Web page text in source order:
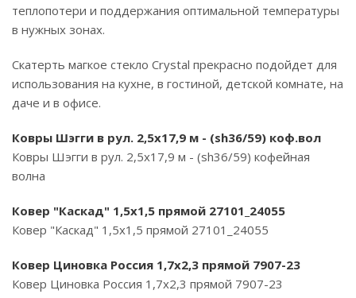
теплопотери и поддержания оптимальной температуры
в нужных зонах.
Скатерть магкое стекло Crystal прекрасно подойдет для
использования на кухне, в гостиной, детской комнате, на
даче и в офисе.
Ковры Шэгги в рул. 2,5х17,9 м - (sh36/59) коф.вол
Ковры Шэгги в рул. 2,5х17,9 м - (sh36/59) кофейная
волна
Ковер "Каскад" 1,5х1,5 прямой 27101_24055
Ковер "Каскад" 1,5х1,5 прямой 27101_24055
Ковер Циновка Россия 1,7х2,3 прямой 7907-23
Ковер Циновка Россия 1,7х2,3 прямой 7907-23